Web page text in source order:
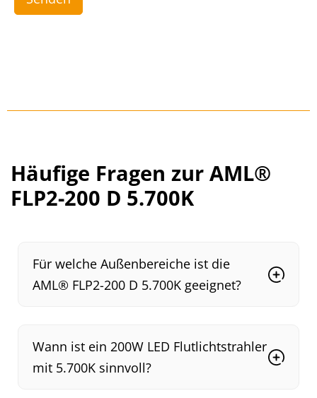
Häufige Fragen zur AML®
FLP2-200 D 5.700K
Für welche Außenbereiche ist die
AML® FLP2-200 D 5.700K geeignet?
Wann ist ein 200W LED Flutlichtstrahler
mit 5.700K sinnvoll?